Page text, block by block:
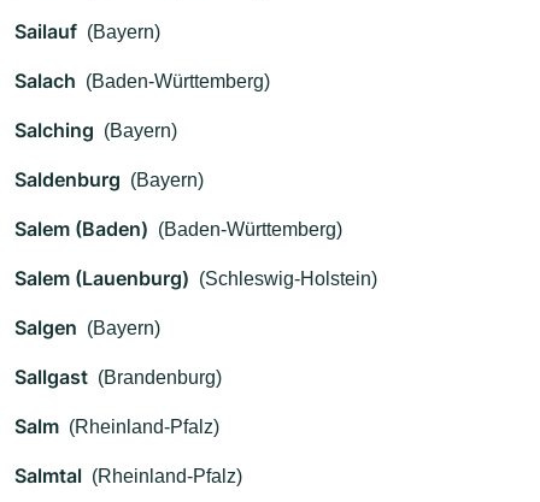
Sailauf (Bayern)
Salach (Baden-Württemberg)
Salching (Bayern)
Saldenburg (Bayern)
Salem (Baden) (Baden-Württemberg)
Salem (Lauenburg) (Schleswig-Holstein)
Salgen (Bayern)
Sallgast (Brandenburg)
Salm (Rheinland-Pfalz)
Salmtal (Rheinland-Pfalz)